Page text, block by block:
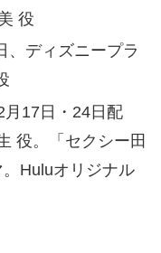
役
、ディズニープラ
月17日・24日配
役。「セクシー田
Huluオリジナル